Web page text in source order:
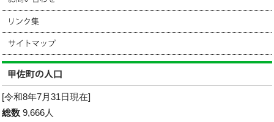
[令和8年7月31日現在]
総数 9,666人